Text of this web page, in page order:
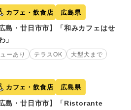
カフェ・飲食店 広島県
広島・廿日市市】「和みカフェはせ
」
ーあり テラスOK 大型犬まで
カフェ・飲食店 広島県
広島・廿日市市】「Ristorante